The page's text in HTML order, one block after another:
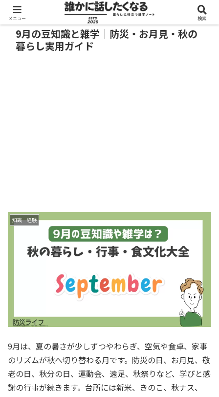
9月の豆知識と雑学｜防災・お月見・秋の
暮らし実用ガイド
知識 経験
9月は、夏の暑さが少しずつやわらぎ、空気や食卓、家事
のリズムが秋へ切り替わる月です。防災の日、お月見、敬
老の日、秋分の日、運動会、遠足、秋祭りなど、学びと感
謝の行事が続きます。台所には新米、きのこ、秋ナス、
メニュー 検索